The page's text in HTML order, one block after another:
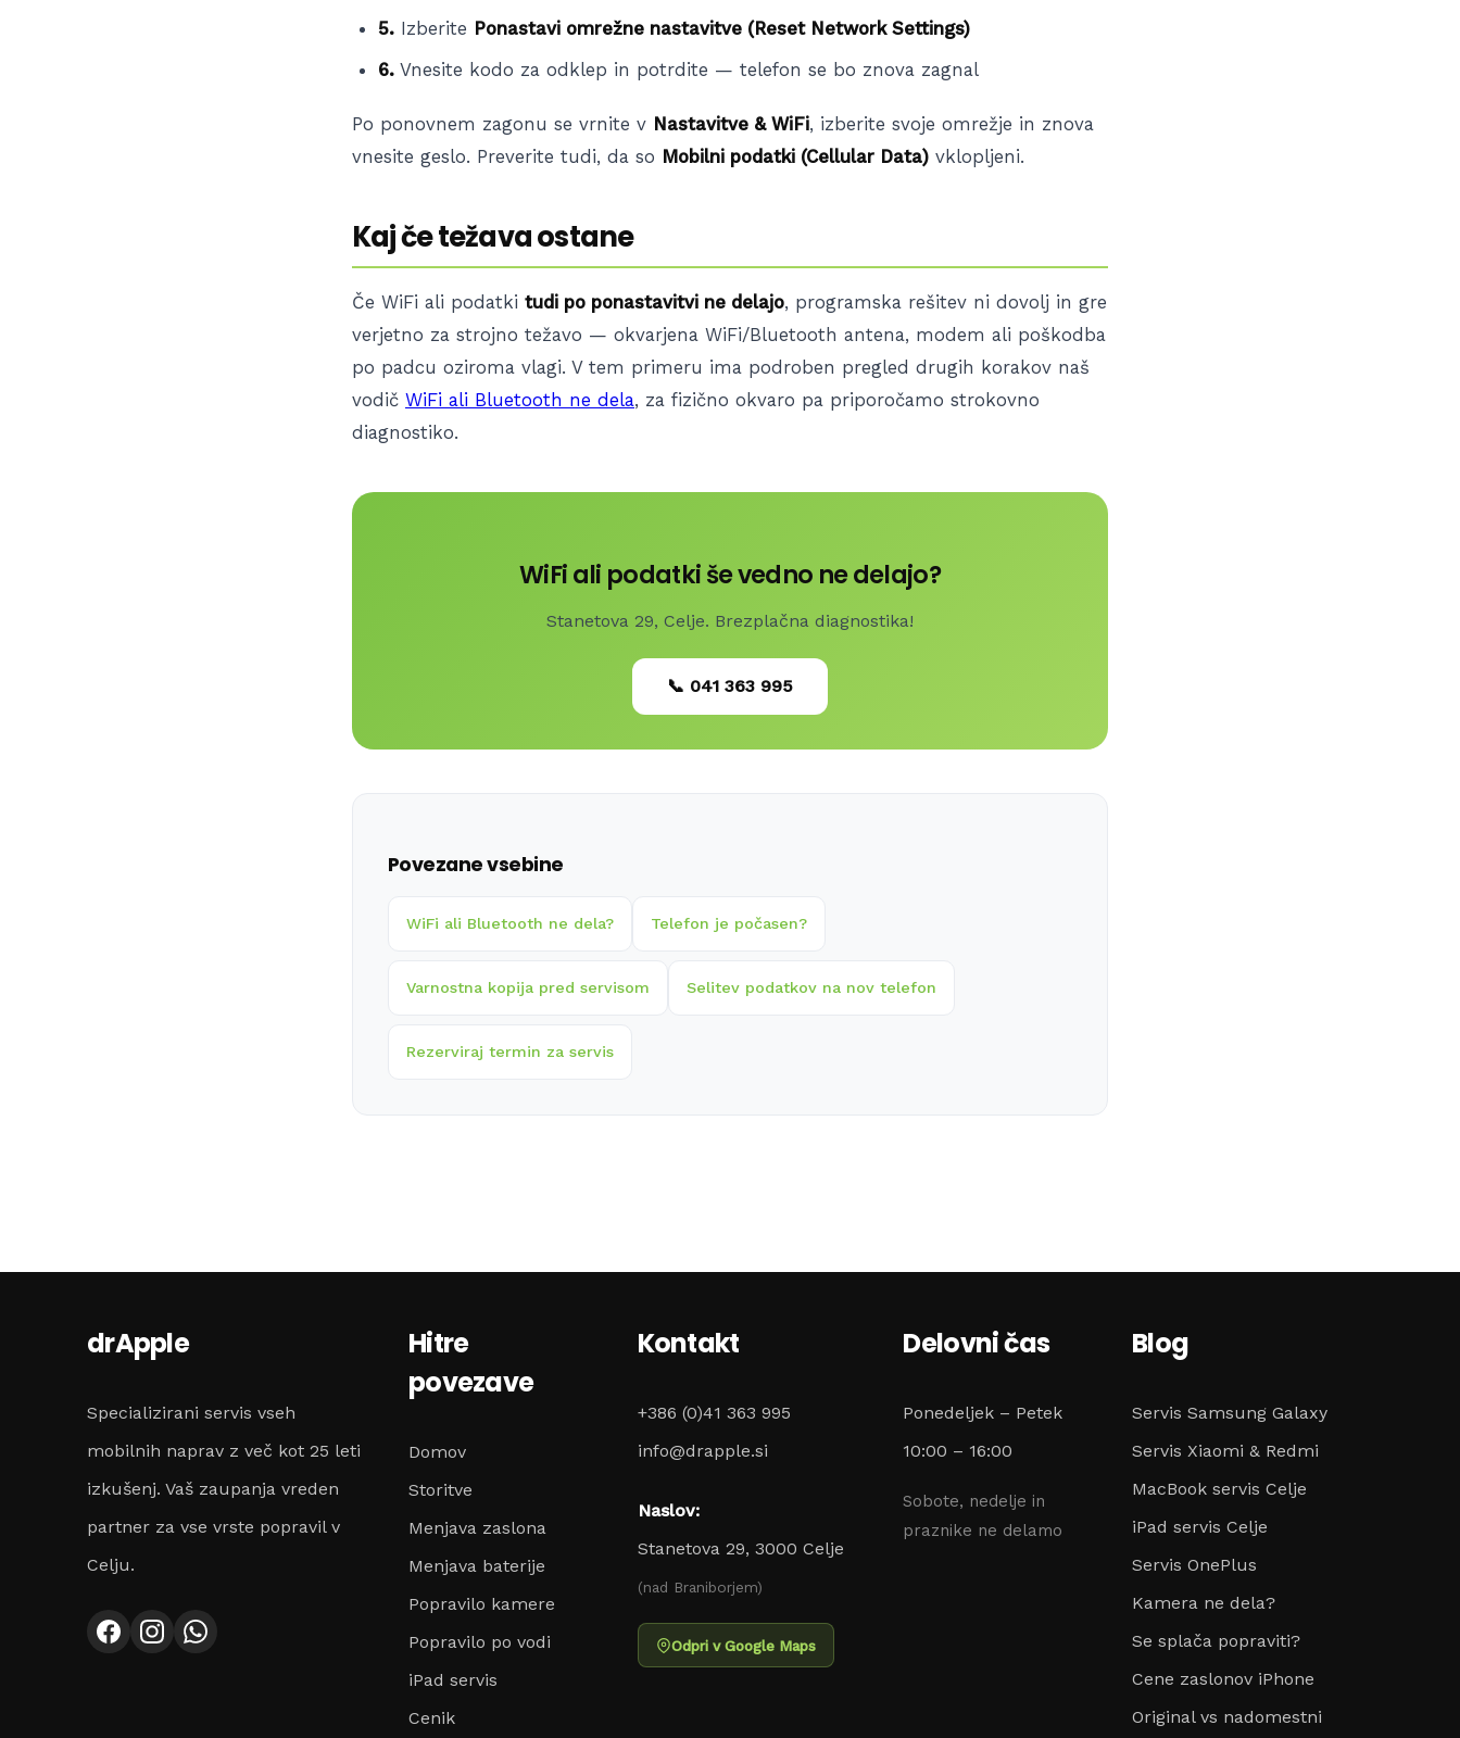
5. Izberite Ponastavi omrežne nastavitve (Reset Network Settings)
6. Vnesite kodo za odklep in potrdite — telefon se bo znova zagnal
Po ponovnem zagonu se vrnite v Nastavitve & WiFi, izberite svoje omrežje in znova
vnesite geslo. Preverite tudi, da so Mobilni podatki (Cellular Data) vklopljeni.
Kaj če težava ostane
Če WiFi ali podatki tudi po ponastavitvi ne delajo, programska rešitev ni dovolj in gre
verjetno za strojno težavo — okvarjena WiFi/Bluetooth antena, modem ali poškodba
po padcu oziroma vlagi. V tem primeru ima podroben pregled drugih korakov naš
vodič WiFi ali Bluetooth ne dela, za fizično okvaro pa priporočamo strokovno
diagnostiko.
WiFi ali podatki še vedno ne delajo?
Stanetova 29, Celje. Brezplačna diagnostika!
📞 041 363 995
Povezane vsebine
WiFi ali Bluetooth ne dela? Telefon je počasen?
Varnostna kopija pred servisom Selitev podatkov na nov telefon
Rezerviraj termin za servis
drApple
Specializirani servis vseh
mobilnih naprav z več kot 25 leti
izkušenj. Vaš zaupanja vreden
partner za vse vrste popravil v
Celju.
Hitre
povezave
Domov
Storitve
Menjava zaslona
Menjava baterije
Popravilo kamere
Popravilo po vodi
iPad servis
Cenik
Kontakt
+386 (0)41 363 995
info@drapple.si
Naslov:
Stanetova 29, 3000 Celje
(nad Braniborjem)
Odpri v Google Maps
Delovni čas
Ponedeljek – Petek
10:00 – 16:00
Sobote, nedelje in
praznike ne delamo
Blog
Servis Samsung Galaxy
Servis Xiaomi & Redmi
MacBook servis Celje
iPad servis Celje
Servis OnePlus
Kamera ne dela?
Se splača popraviti?
Cene zaslonov iPhone
Original vs nadomestni